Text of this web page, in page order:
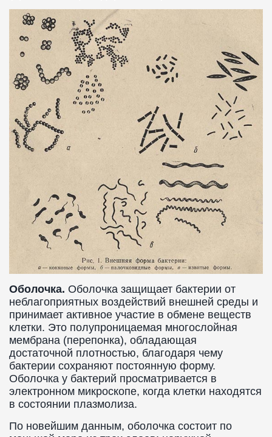
Оболочка. Оболочка защищает бактерии от
неблагоприятных воздействий внешней среды и
принимает активное участие в обмене веществ
клетки. Это полупроницаемая многослойная
мембрана (перепонка), обладающая
достаточной плотностью, благодаря чему
бактерии сохраняют постоянную форму.
Оболочка у бактерий просматривается в
электронном микроскопе, когда клетки находятся
в состоянии плазмолиза.
По новейшим данным, оболочка состоит по